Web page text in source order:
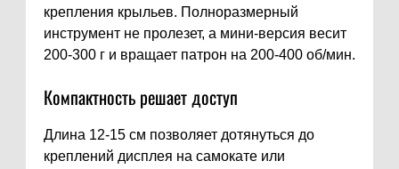
крепления крыльев. Полноразмерный
инструмент не пролезет, а мини-версия весит
200-300 г и вращает патрон на 200-400 об/мин.
Компактность решает доступ
Длина 12-15 см позволяет дотянуться до
креплений дисплея на самокате или